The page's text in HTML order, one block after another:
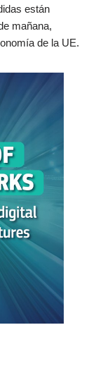
están
mañana,
de la UE.